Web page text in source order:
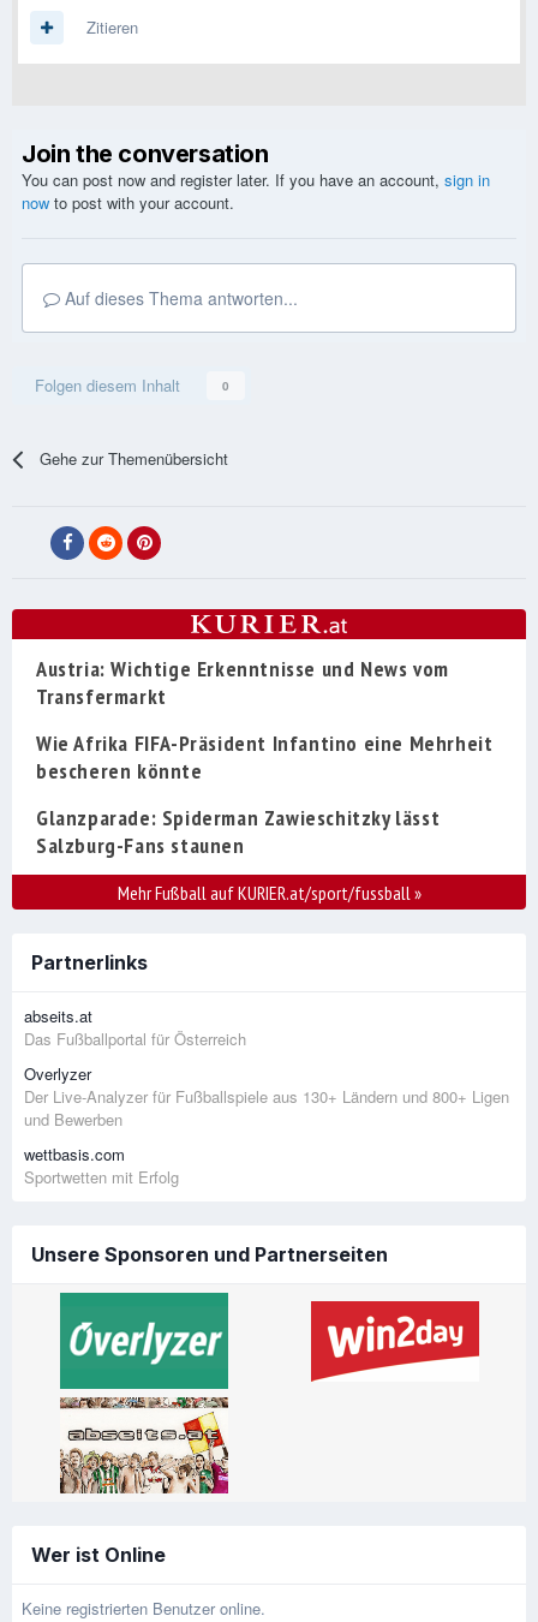
Zitieren
Join the conversation
You can post now and register later. If you have an account, sign in
now to post with your account.
Auf dieses Thema antworten...
Folgen diesem Inhalt 0
Gehe zur Themenübersicht
Austria: Wichtige Erkenntnisse und News vom
Transfermarkt
Wie Afrika FIFA-Präsident Infantino eine Mehrheit
bescheren könnte
Glanzparade: Spiderman Zawieschitzky lässt
Salzburg-Fans staunen
Mehr Fußball auf KURIER.at/sport/fussball»
Partnerlinks
abseits.at
Das Fußballportal für Österreich
Overlyzer
Der Live-Analyzer für Fußballspiele aus 130+ Ländern und 800+ Ligen
und Bewerben
wettbasis.com
Sportwetten mit Erfolg
Unsere Sponsoren und Partnerseiten
Wer ist Online
Keine registrierten Benutzer online.